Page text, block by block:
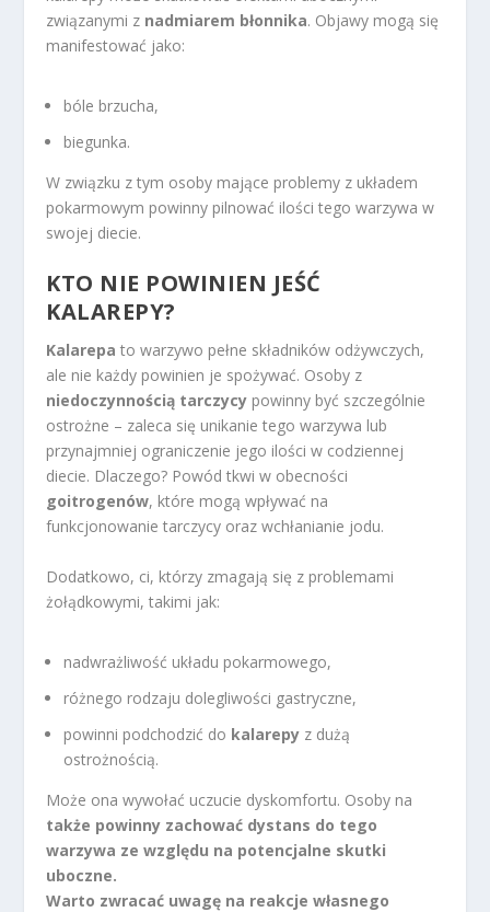
związanymi z nadmiarem błonnika. Objawy mogą się
manifestować jako:
bóle brzucha,
biegunka.
W związku z tym osoby mające problemy z układem
pokarmowym powinny pilnować ilości tego warzywa w
swojej diecie.
KTO NIE POWINIEN JEŚĆ
KALAREPY?
Kalarepa to warzywo pełne składników odżywczych,
ale nie każdy powinien je spożywać. Osoby z
niedoczynnością tarczycy powinny być szczególnie
ostrożne – zaleca się unikanie tego warzywa lub
przynajmniej ograniczenie jego ilości w codziennej
diecie. Dlaczego? Powód tkwi w obecności
goitrogenów, które mogą wpływać na
funkcjonowanie tarczycy oraz wchłanianie jodu.
Dodatkowo, ci, którzy zmagają się z problemami
żołądkowymi, takimi jak:
nadwrażliwość układu pokarmowego,
różnego rodzaju dolegliwości gastryczne,
powinni podchodzić do kalarepy z dużą
ostrożnością.
Może ona wywołać uczucie dyskomfortu. Osoby na
także powinny zachować dystans do tego
warzywa ze względu na potencjalne skutki
uboczne.
Warto zwracać uwagę na reakcje własnego